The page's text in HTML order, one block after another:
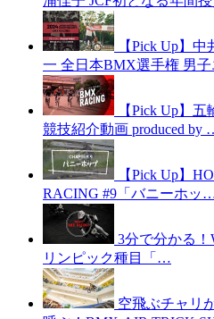
【Pick Up】
一 全日本BMX選手権 男
【Pick Up】
競技紹介動画 produced by
【Pick Up】
RACING #9「バニーホッ
3分で分かる！
リンピック種目「…
空飛ぶチャリ